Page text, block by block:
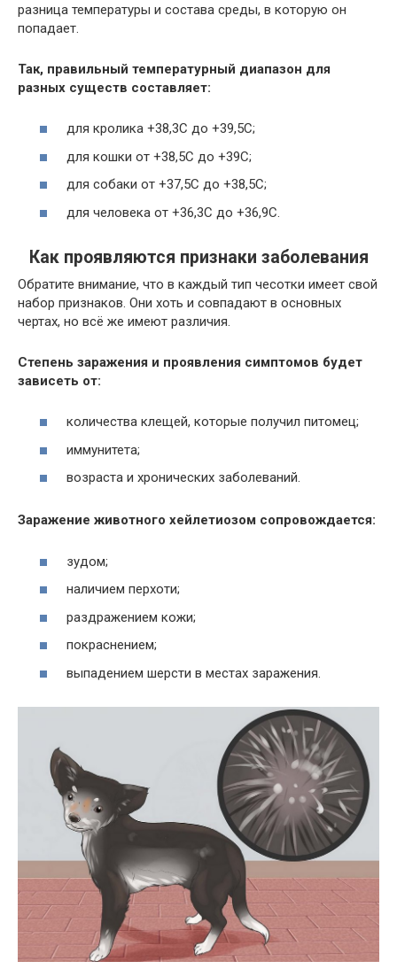
разница температуры и состава среды, в которую он
попадает.
Так, правильный температурный диапазон для
разных существ составляет:
для кролика +38,3С до +39,5C;
для кошки от +38,5С до +39С;
для собаки от +37,5С до +38,5С;
для человека от +36,3С до +36,9С.
Как проявляются признаки заболевания
Обратите внимание, что в каждый тип чесотки имеет свой
набор признаков. Они хоть и совпадают в основных
чертах, но всё же имеют различия.
Степень заражения и проявления симптомов будет
зависеть от:
количества клещей, которые получил питомец;
иммунитета;
возраста и хронических заболеваний.
Заражение животного хейлетиозом сопровождается:
зудом;
наличием перхоти;
раздражением кожи;
покраснением;
выпадением шерсти в местах заражения.